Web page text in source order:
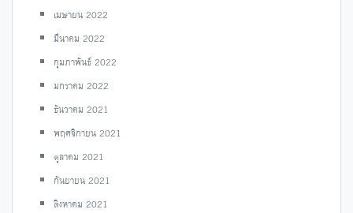
เมษายน 2022
มีนาคม 2022
กุมภาพันธ์ 2022
มกราคม 2022
ธันวาคม 2021
พฤศจิกายน 2021
ตุลาคม 2021
กันยายน 2021
สิงหาคม 2021